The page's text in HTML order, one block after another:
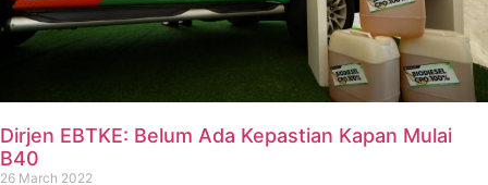
Dirjen EBTKE: Belum Ada Kepastian Kapan Mulai
B40
26 March 2022